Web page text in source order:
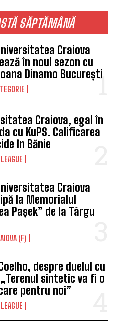
SĂPTĂMÂNĂ
Craiova
în noul sezon cu
Dinamo București
Craiova, egal în
cu KuPS. Calificarea
în Bănie
Craiova
la Memorialul
Pașek” de la Târgu
(F)
despre duelul cu
„Terenul sintetic va fi o
pentru noi”